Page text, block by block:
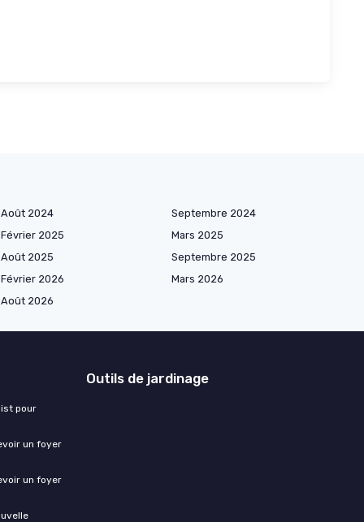
Août 2024
Septembre 2024
Février 2025
Mars 2025
Août 2025
Septembre 2025
Février 2026
Mars 2026
Août 2026
pour
un foyer
un foyer
Outils de jardinage